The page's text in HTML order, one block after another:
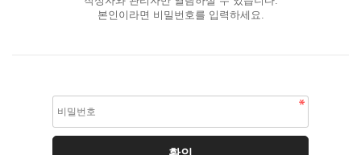
본인이라면 비밀번호를 입력하세요.